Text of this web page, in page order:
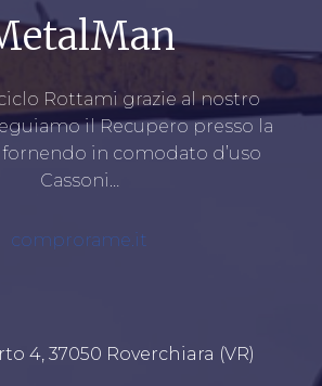
Rottami grazie al nostro
il Recupero presso la
fornendo in comodato d’uso
Cassoni…
comprorame.it
4, 37050 Roverchiara (VR)